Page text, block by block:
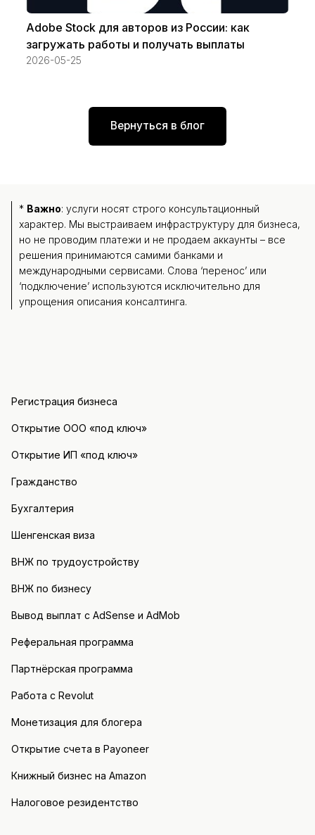
Adobe Stock для авторов из России: как
загружать работы и получать выплаты
2026-05-25
Вернуться в блог
* Важно: услуги носят строго консультационный
характер. Мы выстраиваем инфраструктуру для бизнеса,
но не проводим платежи и не продаем аккаунты – все
решения принимаются самими банками и
международными сервисами. Слова ‘перенос’ или
‘подключение’ используются исключительно для
упрощения описания консалтинга.
Регистрация бизнеса
Открытие ООО «под ключ»
Открытие ИП «под ключ»
Гражданство
Бухгалтерия
Шенгенская виза
ВНЖ по трудоустройству
ВНЖ по бизнесу
Вывод выплат с AdSense и AdMob
Реферальная программа
Партнёрская программа
Работа с Revolut
Монетизация для блогера
Открытие счета в Payoneer
Книжный бизнес на Amazon
Налоговое резидентство